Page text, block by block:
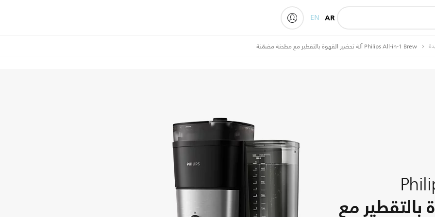
AR
EN
Philips All-in-1 Brew آلة تحضير القهوة بالتقطير مع مطحنة مضمّنة
بالتقطير مع